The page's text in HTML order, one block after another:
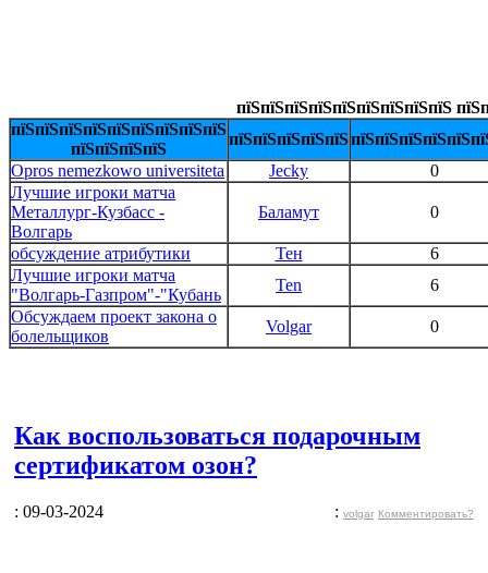
пїЅпїЅпїЅпїЅпїЅпїЅпїЅпїЅпїЅ
пїЅпїЅпїЅпїЅпїЅпїЅпїЅпїЅпїЅ
пїЅпїЅпїЅпїЅ
пїЅпїЅпїЅпїЅпїЅ
Opros nemezkowo universiteta
Jecky
0
Лучшие игроки матча
Металлург-Кузбасс -
Волгарь
Баламут 0
обсуждение атрибутики Тен
6
Лучшие игроки матча
"Волгарь-Газпром"-"Кубань
Ten
6
Обсуждаем проект закона о
болельщиков
Volgar 0
Как воспользоваться подарочным
сертификатом озон?
: 09-03-2024 : volgar Комментировать?